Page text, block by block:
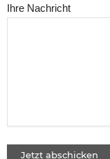
Ihre Nachricht